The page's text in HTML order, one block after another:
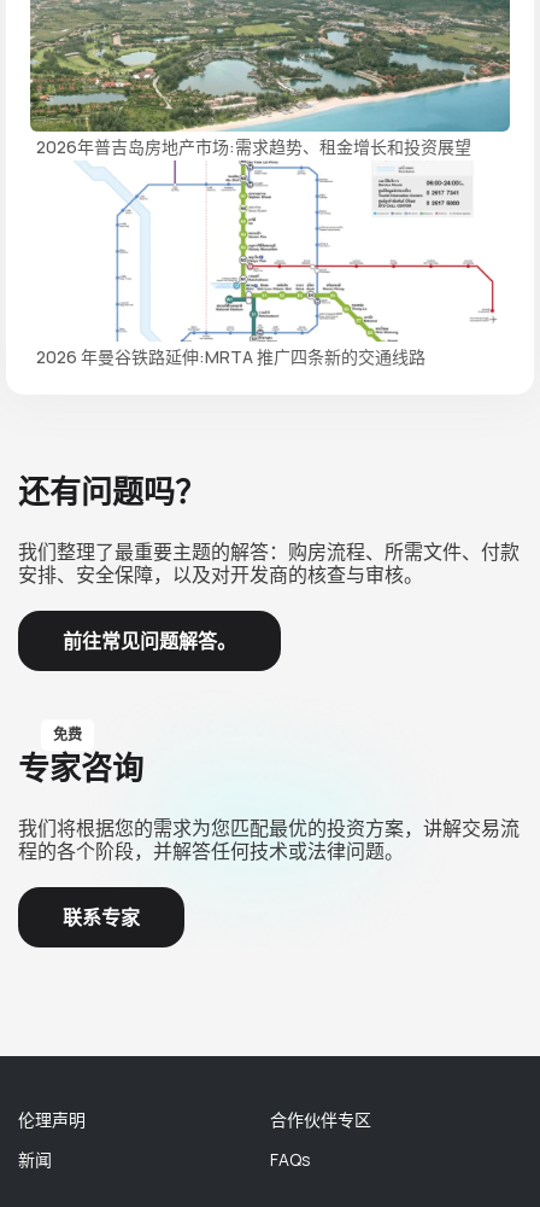
2026年普吉岛房地产市场:需求趋势、租金增长和投资展望
2026 年曼谷铁路延伸:MRTA 推广四条新的交通线路
还有问题吗？
我们整理了最重要主题的解答：购房流程、所需文件、付款
安排、安全保障，以及对开发商的核查与审核。
前往常见问题解答。
免费
专家咨询
我们将根据您的需求为您匹配最优的投资方案，讲解交易流
程的各个阶段，并解答任何技术或法律问题。
联系专家
伦理声明
新闻
合作伙伴专区
FAQs